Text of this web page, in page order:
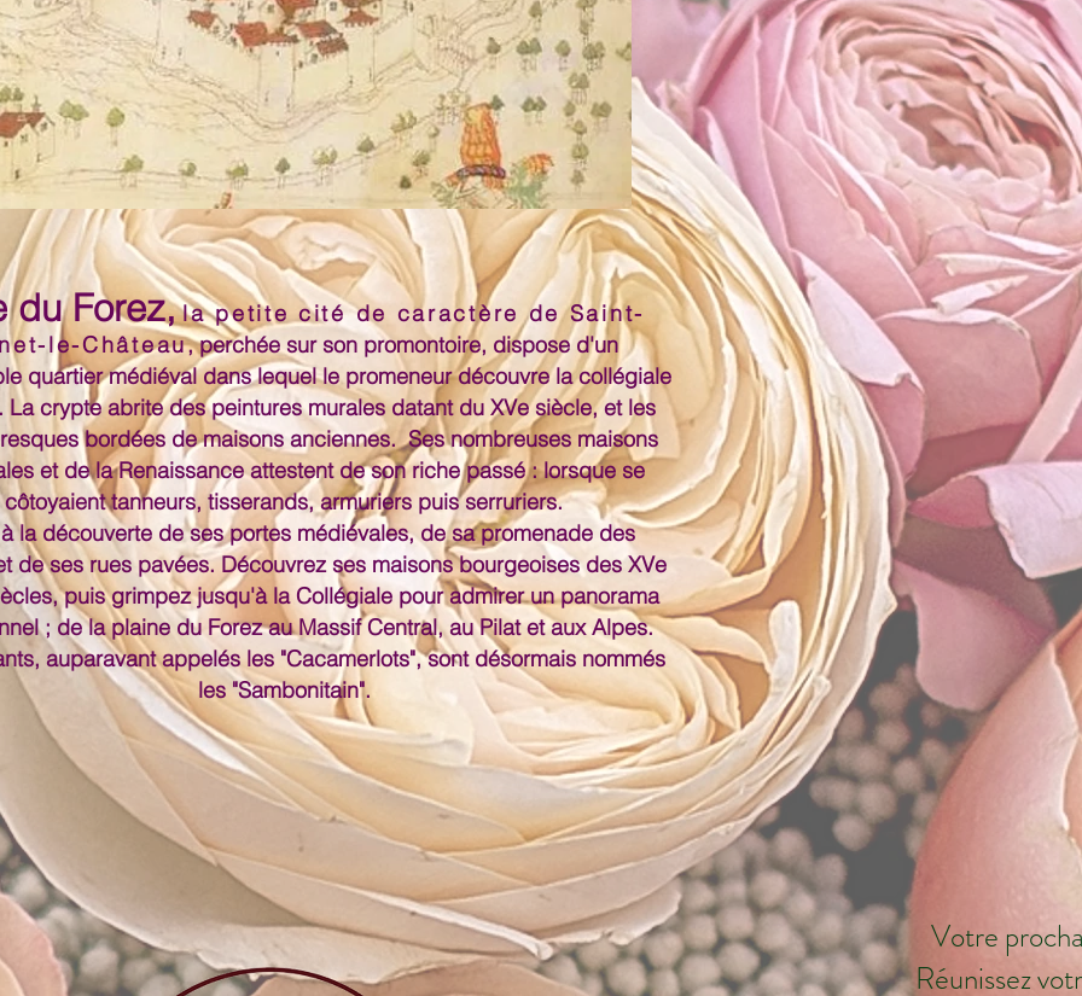
du Forez, la petite cité de caractère de Saint-
le-Château, perchée sur son promontoire, dispose d'un
quartier médiéval dans lequel le promeneur découvre la collégiale
La crypte abrite des peintures murales datant du XVe siècle, et les
bordées de maisons anciennes. Ses nombreuses maisons
et de la Renaissance attestent de son riche passé : lorsque se
côtoyaient tanneurs, tisserands, armuriers puis serruriers.
la découverte de ses portes médiévales, de sa promenade des
de ses rues pavées. Découvrez ses maisons bourgeoises des XVe
puis grimpez jusqu'à la Collégiale pour admirer un panorama
; de la plaine du Forez au Massif Central, au Pilat et aux Alpes.
auparavant appelés les "Cacamerlots", sont désormais nommés
les "Sambonitain".
Votre
Réunissez